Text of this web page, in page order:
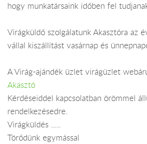
hogy munkatársaink időben fel
Virágküldő szolgálatunk Akasztóra az
vállal kiszállítást vasárnap és
A Virág-ajándék üzlet virágüzlet
Akasztó
Kérdéseiddel kapcsolatban örömmel
rendelkezésedre.
Virágküldés .....
Törődünk egymással